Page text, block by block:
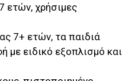
ετών, χρήσιμες
7+ ετών, τα παιδιά
με ειδικό εξοπλισμό και